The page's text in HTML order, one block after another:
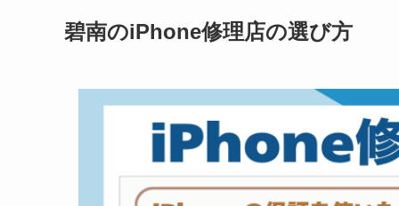
碧南のiPhone修理店の選び方